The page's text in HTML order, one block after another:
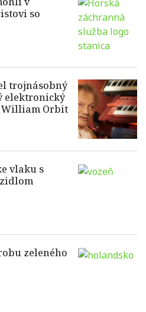
so
trojnásobný
elektronický
Orbit
vlaku s
zeleného